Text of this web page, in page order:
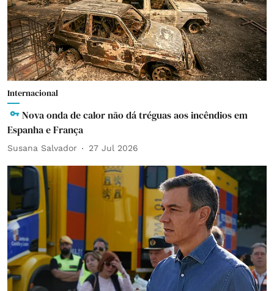
Internacional
Nova onda de calor não dá tréguas aos incêndios em
Espanha e França
Susana Salvador 27 Jul 2026